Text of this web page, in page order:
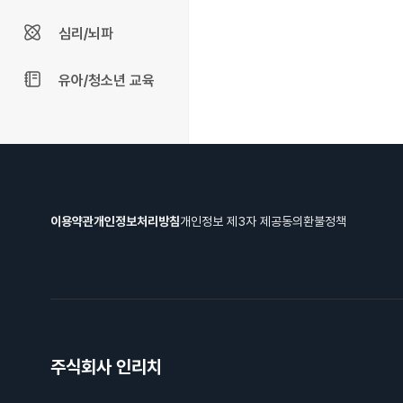
심리/뇌파
유아/청소년 교육
이용약관개인정보처리방침개인정보 제3자 제공동의환불정책
주식회사 인리치